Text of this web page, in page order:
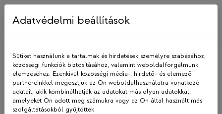
Skip
HÍREK| GYSZA
Adatvédelmi beállítások
Sütiket használunk a tartalmak és hirdetések személyre szabásához,
közösségi funkciók biztosításához, valamint weboldalforgalmunk
elemzéséhez. Ezenkívül közösségi média-, hirdető- és elemező
partnereinkkel megosztjuk az Ön weboldalhasználatra vonatkozó
adatait, akik kombinálhatják az adatokat más olyan adatokkal,
amelyeket Ön adott meg számukra vagy az Ön által használt más
szolgáltatásokból gyűjtöttek.